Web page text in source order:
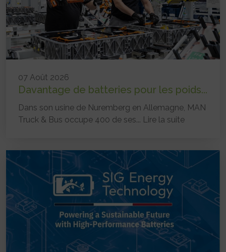
07 Août 2026
Davantage de batteries pour les poids...
Dans son usine de Nuremberg en Allemagne, MAN
Truck & Bus occupe 400 de ses... Lire la suite